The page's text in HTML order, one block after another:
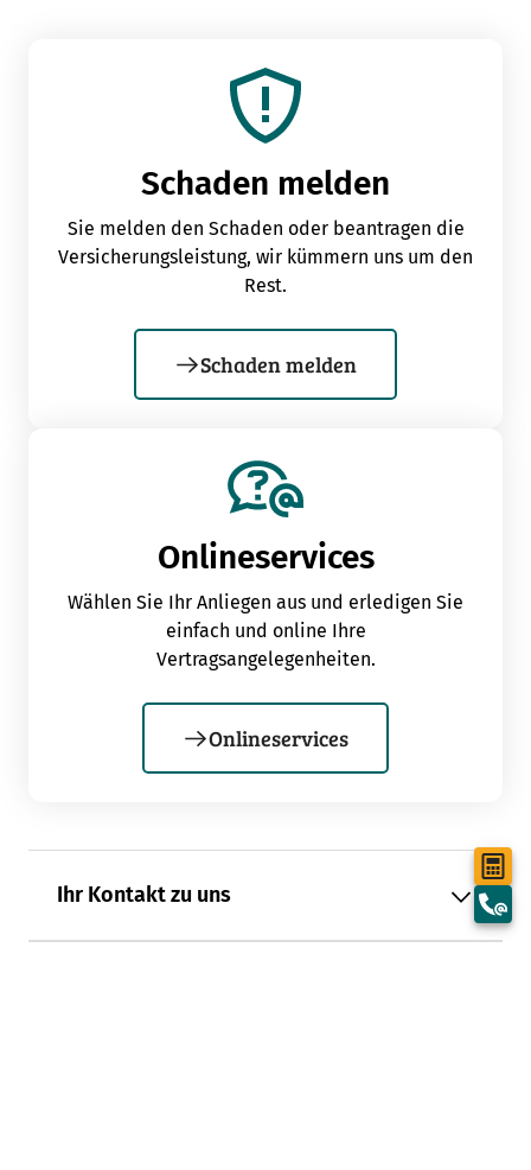
Schaden melden
Sie melden den Schaden oder beantragen die
Versicherungsleistung, wir kümmern uns um den
Rest.
Schaden melden
Onlineservices
Wählen Sie Ihr Anliegen aus und erledigen Sie
einfach und online Ihre
Vertragsangelegenheiten.
Onlineservices
Ihr Kontakt zu uns